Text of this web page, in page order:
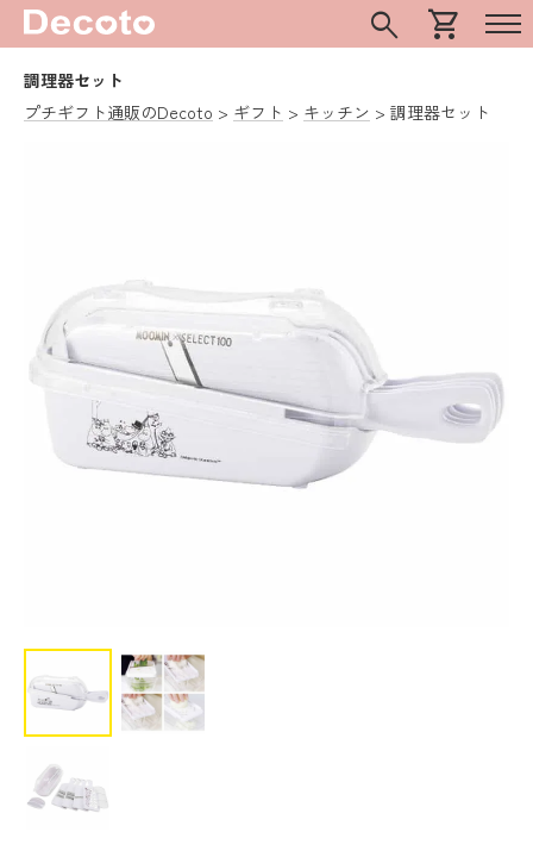
search shopping_cart
調理器セット
プチギフト通販のDecoto
ギフト キッチン 調理器セット